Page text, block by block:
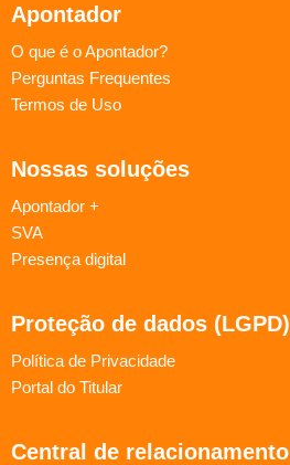
Apontador
O que é o Apontador?
Perguntas Frequentes
Termos de Uso
Nossas soluções
Apontador +
SVA
Presença digital
Proteção de dados (LGPD)
Política de Privacidade
Portal do Titular
Central de relacionamento